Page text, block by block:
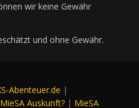
wir keine Gewähr
und ohne Gewähr.
Abenteuer.de |
Auskunft? | MieSA